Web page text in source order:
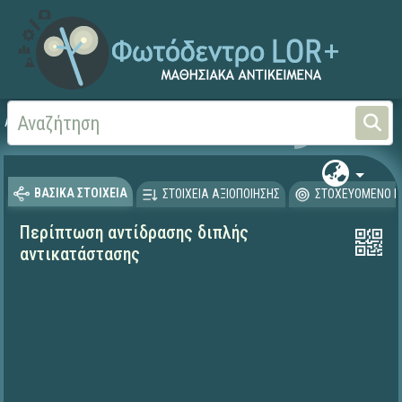
Αρχική Φυσικές Επιστήμες -
ΒΑΣΙΚΑ ΣΤΟΙΧΕΙΑ ΣΤΟΙΧΕΙΑ ΑΞΙΟΠΟΙΗΣΗΣ ΣΤΟΧΕΥΟΜΕΝΟ
Περίπτωση αντίδρασης διπλής
αντικατάστασης